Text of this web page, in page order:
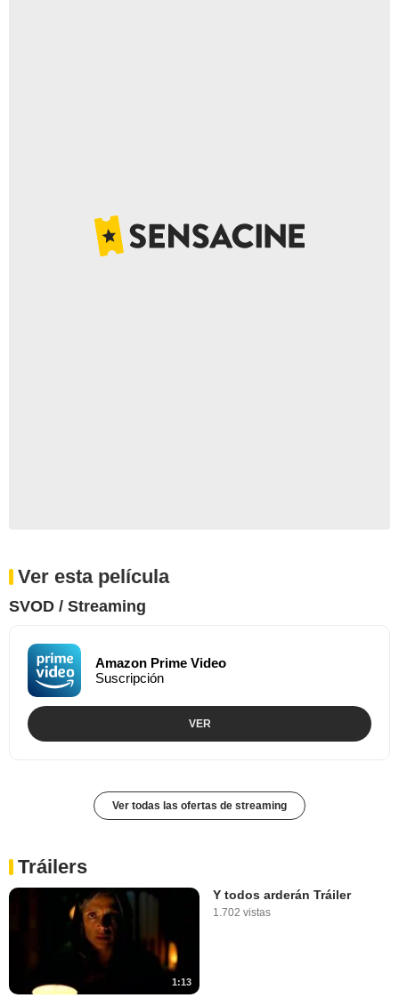
Ver esta película
SVOD / Streaming
Amazon Prime Video
Suscripción
VER
Ver todas las ofertas de streaming
Tráilers
1:13
Y todos arderán Tráiler
1.702 vistas